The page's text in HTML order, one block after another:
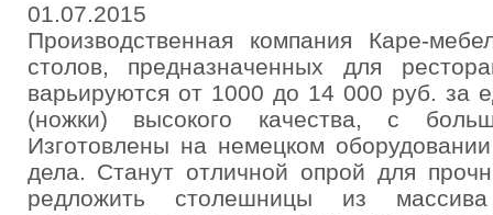
01.07.2015
Производственная компания Каре-
столов, предназначенных для
варьируются от 1000 до 14 000 руб. за
(ножки) высокого качества, с
Изготовлены на немецком
дела. Станут отличной опрой для
редложить столешницы из